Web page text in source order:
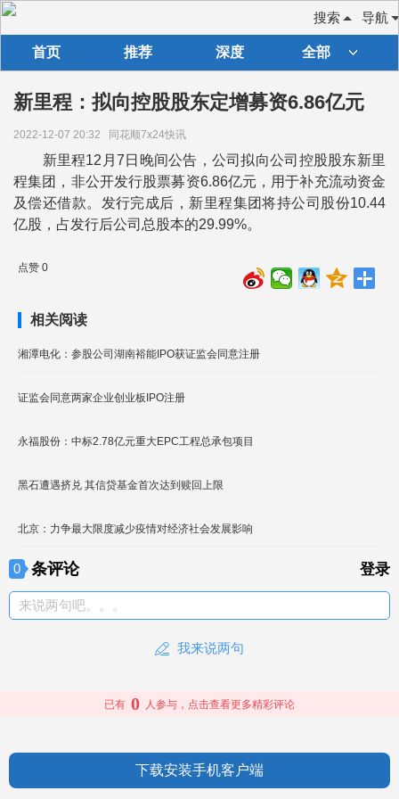
导航
搜索
首页 推荐 深度 全部
新里程：拟向控股股东定增募资6.86亿元
2022-12-07 20:32 同花顺7x24快讯
新里程12月7日晚间公告，公司拟向公司控股股东新里
程集团，非公开发行股票募资6.86亿元，用于补充流动资金
及偿还借款。发行完成后，新里程集团将持公司股份10.44
亿股，占发行后公司总股本的29.99%。
点赞 0
相关阅读
湘潭电化：参股公司湖南裕能IPO获证监会同意注册
证监会同意两家企业创业板IPO注册
永福股份：中标2.78亿元重大EPC工程总承包项目
黑石遭遇挤兑 其信贷基金首次达到赎回上限
北京：力争最大限度减少疫情对经济社会发展影响
0 条评论 登录
来说两句吧。。。
我来说两句
已有 0 人参与，点击查看更多精彩评论
下载安装手机客户端